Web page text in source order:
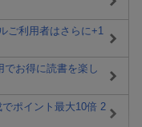
ご利用者はさらに+1
でお得に読書を楽し
ポイント最大10倍 2